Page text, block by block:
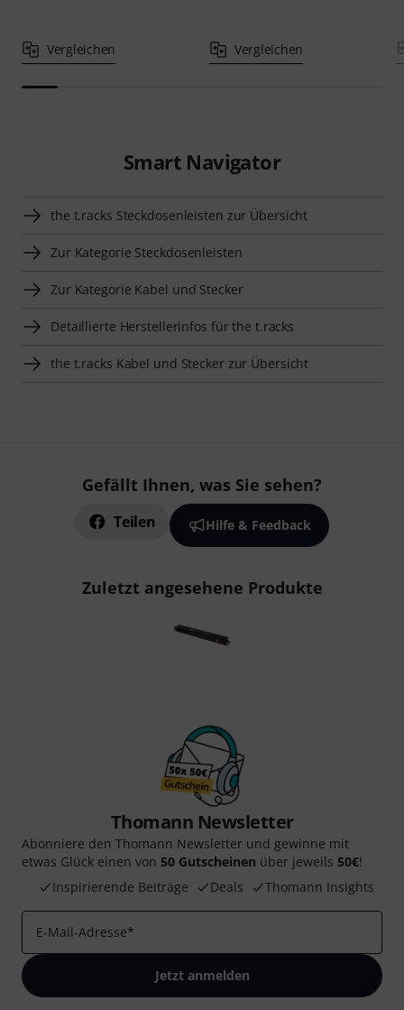
Vergleichen Vergleichen
Smart Navigator
the t.racks Steckdosenleisten zur Übersicht
Zur Kategorie Steckdosenleisten
Zur Kategorie Kabel und Stecker
Detaillierte Herstellerinfos für the t.racks
the t.racks Kabel und Stecker zur Übersicht
Gefällt Ihnen, was Sie sehen?
Teilen Hilfe & Feedback
Zuletzt angesehene Produkte
Thomann Newsletter
Abonniere den Thomann Newsletter und gewinne mit
etwas Glück einen von 50 Gutscheinen über jeweils 50€!
Inspirierende Beiträge
Deals Thomann Insights
E-Mail-Adresse*
Jetzt anmelden